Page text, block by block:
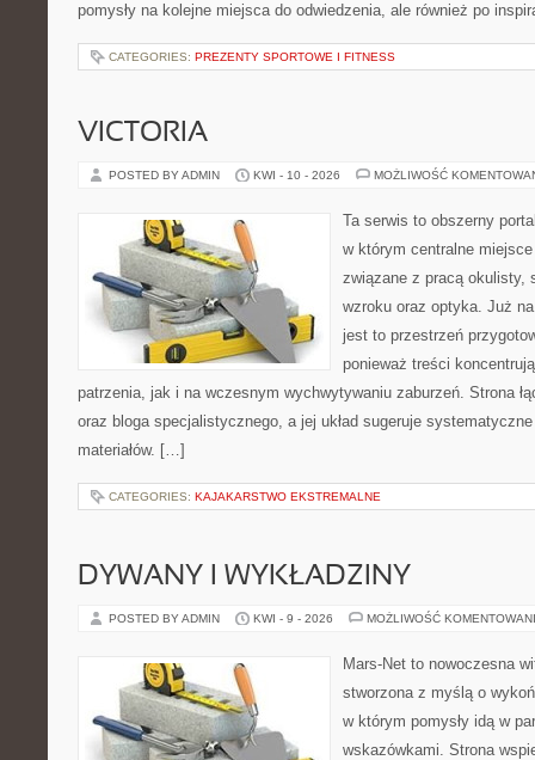
pomysły na kolejne miejsca do odwiedzenia, ale również po
CATEGORIES: PREZENTY SPORTOWE I FITNESS
VICTORIA
POSTED BY ADMIN KWI - 10 - 2026 MOŻLIWOŚĆ
Ta serwis to obszerny
w którym centralne
związane z pracą okulisty,
wzroku oraz optyka. Już
jest to przestrzeń
ponieważ treści
patrzenia, jak i na wczesnym wychwytywaniu zaburzeń. Strona
oraz bloga specjalistycznego, a jej układ sugeruje
materiałów. […]
CATEGORIES: KAJAKARSTWO EKSTREMALNE
DYWANY I WYKŁADZINY
POSTED BY ADMIN KWI - 9 - 2026 MOŻLIWOŚĆ
Mars-Net to nowoczesna
stworzona z myślą o
w którym pomysły idą w
wskazówkami. Strona